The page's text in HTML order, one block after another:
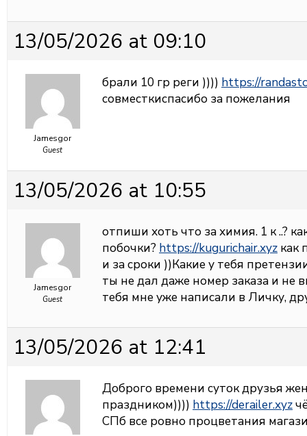
13/05/2026 at 09:10
Jamesgor
Guest
брали 10 гр реги )))) https://
совместкиспасибо за пожелания
13/05/2026 at 10:55
Jamesgor
Guest
отпиши хоть что за химия. 1 к ..?
побочки? https://kugurichair.xyz как
и за сроки ))Какие у тебя
ты не дал даже номер заказа и не
тебя мне уже написали в Личку,
13/05/2026 at 12:41
Доброго времени суток друзья
праздником)))) https://derailer.xyz
СПб все ровно процветания